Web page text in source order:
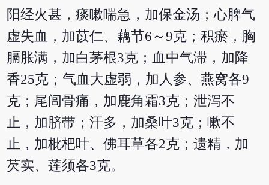
阳经火甚，痰嗽喘急，加保金汤；心脾气
虚失血，加苡仁、藕节6～9克；积瘀，胸
膈胀满，加白茅根3克；血中气滞，加降
香25克；气血大虚弱，加人参、燕窝各9
克；尾闾骨痛，加鹿角霜3克；泄泻不
止，加脐带；汗多，加桑叶3克；嗽不
止，加枇杷叶、佛耳草各2克；遗精，加
芡实、莲须各3克。